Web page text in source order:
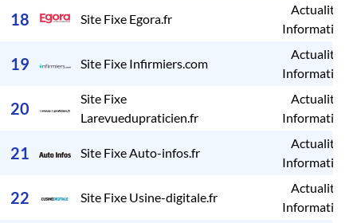
18 Site Fixe Egora.fr
Actualités /
Informations
19 Site Fixe Infirmiers.com
Actualités /
Informations
20
Site Fixe
Larevuedupraticien.fr
Actualités /
Informations
21 Site Fixe Auto-infos.fr
Actualités /
Informations
22 Site Fixe Usine-digitale.fr
Actualités /
Informations